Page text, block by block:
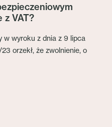
z VAT?
w wyroku z dnia z 9 lipca
orzekł, że zwolnienie, o